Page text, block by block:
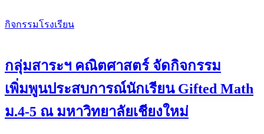
กิจกรรมโรงเรียน
กลุ่มสาระฯ คณิตศาสตร์ จัดกิจกรรม
เพิ่มพูนประสบการณ์นักเรียน Gifted Math
ม.4-5 ณ มหาวิทยาลัยเชียงใหม่